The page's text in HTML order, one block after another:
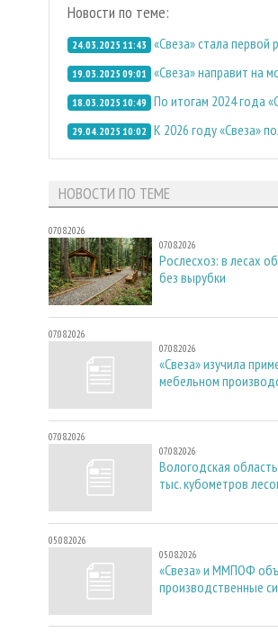
Новости по теме:
24.03.2025 11:43 «Свеза» стала
19.03.2025 09:01 «Свеза» направит на
18.03.2025 10:49 По итогам 2024 года
29.04.2025 10:02 К 2026 году «Свеза»
НОВОСТИ ПО ТЕМЕ
07.08.2026
07.08.2026
Рослесхоз: в лесах
без вырубки
07.08.2026
07.08.2026
«Свеза» изучила
мебельном
07.08.2026
07.08.2026
Вологодская
тыс. кубометров
05.08.2026
05.08.2026
«Свеза» и ММПОФ
производственные